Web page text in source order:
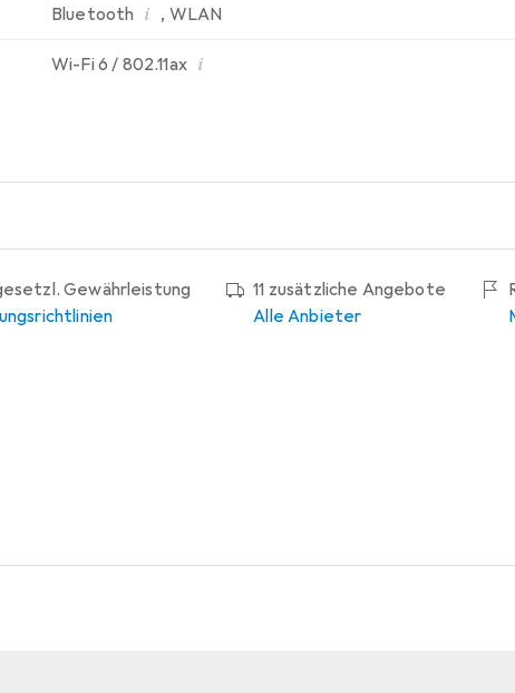
Bluetooth i , WLAN
Wi-Fi 6 / 802.11ax i
Gewährleistung
11 zusätzliche Angebote
Alle Anbieter